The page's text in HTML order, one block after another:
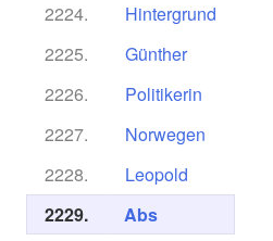
2224.
Hintergrund
2225.
Günther
2226.
Politikerin
2227.
Norwegen
2228.
Leopold
2229.
Abs